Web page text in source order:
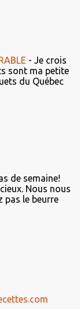
- Je crois
sont ma petite
du Québec
de semaine!
Nous nous
pas le beurre